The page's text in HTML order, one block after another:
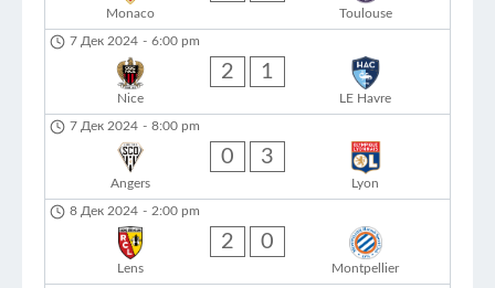
Monaco Toulouse
7 Дек 2024 - 6:00 pm
Nice
2 1
LE Havre
7 Дек 2024 - 8:00 pm
Angers
0 3
Lyon
8 Дек 2024 - 2:00 pm
Lens
2 0
Montpellier